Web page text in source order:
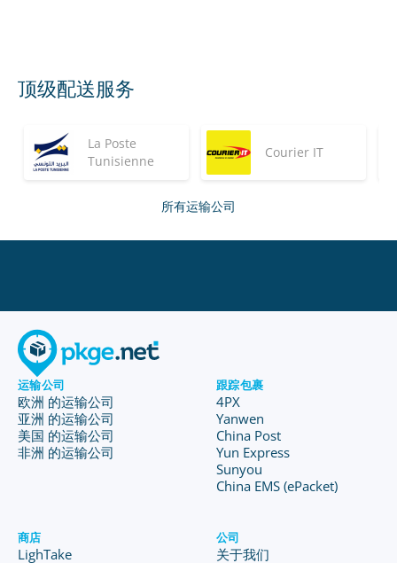
顶级配送服务
La Poste
Tunisienne
Courier IT
所有运输公司
运输公司
欧洲 的运输公司
亚洲 的运输公司
美国 的运输公司
非洲 的运输公司
跟踪包裹
4PX
Yanwen
China Post
Yun Express
Sunyou
China EMS (ePacket)
商店
LighTake
公司
关于我们